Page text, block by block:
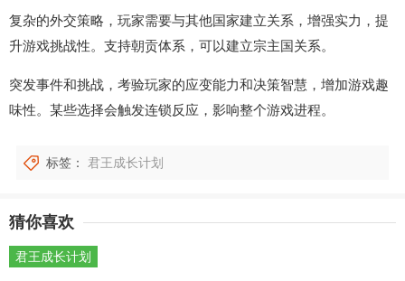
复杂的外交策略，玩家需要与其他国家建立关系，增强实力，提
升游戏挑战性。支持朝贡体系，可以建立宗主国关系。
突发事件和挑战，考验玩家的应变能力和决策智慧，增加游戏趣
味性。某些选择会触发连锁反应，影响整个游戏进程。
标签： 君王成长计划
猜你喜欢
君王成长计划